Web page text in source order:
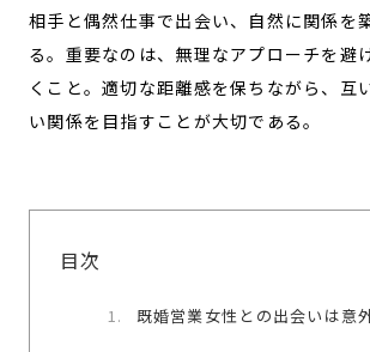
相手と偶然仕事で出会い、自然に関係を
る。重要なのは、無理なアプローチを避
くこと。適切な距離感を保ちながら、互
い関係を目指すことが大切である。
目次
既婚営業女性との出会いは意